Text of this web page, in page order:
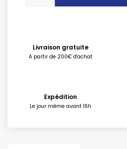
Livraison gratuite
A partir de 200€ d'achat
Expédition
Le jour même avant 16h